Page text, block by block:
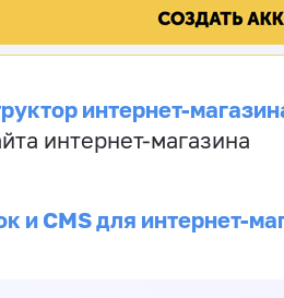
интернет-
интернет-магазина
и CMS для интернет-